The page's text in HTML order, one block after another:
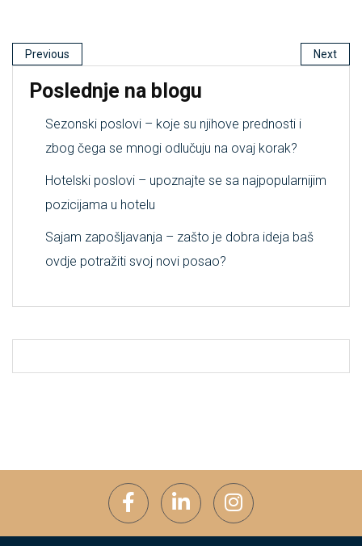
Previous Next
Poslednje na blogu
Sezonski poslovi – koje su njihove prednosti i
zbog čega se mnogi odlučuju na ovaj korak?
Hotelski poslovi – upoznajte se sa najpopularnijim
pozicijama u hotelu
Sajam zapošljavanja – zašto je dobra ideja baš
ovdje potražiti svoj novi posao?